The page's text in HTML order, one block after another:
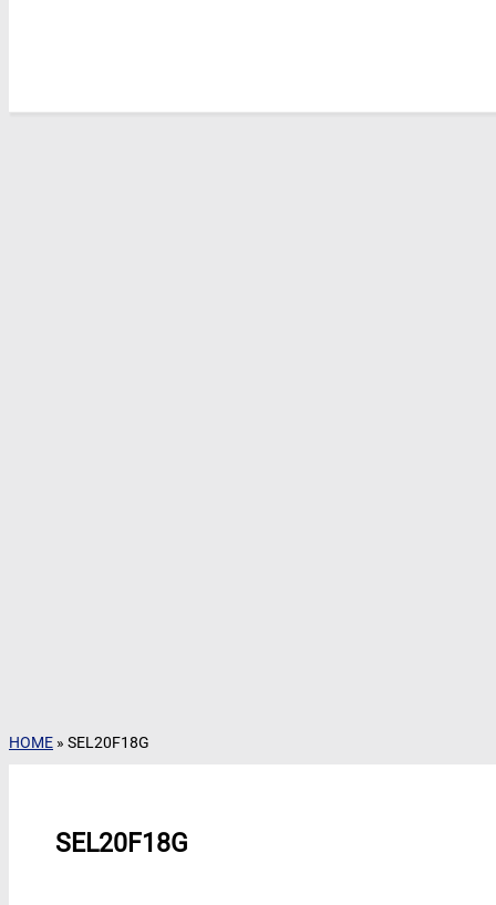
HOME » SEL20F18G
SEL20F18G